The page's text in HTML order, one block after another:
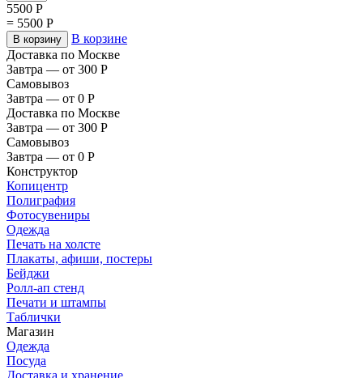
5500 Р
= 5500 Р
В корзину
В корзине
Доставка по Москве
Завтра — от 300 Р
Самовывоз
Завтра — от 0 Р
Доставка по Москве
Завтра — от 300 Р
Самовывоз
Завтра — от 0 Р
Конструктор
Копицентр
Полиграфия
Фотосувениры
Одежда
Печать на холсте
Плакаты, афиши, постеры
Бейджи
Ролл-ап стенд
Печати и штампы
Таблички
Магазин
Одежда
Посуда
Доставка и хранение